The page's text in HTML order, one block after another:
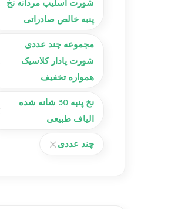
شورت اسلیپ مردانه نخ
پنبه خالص صادراتی
مجموعه چند عددی
شورت پادار کلاسیک
همواره تخفیف
نخ پنبه 30 شانه شده
الیاف طبیعی
چند عددی